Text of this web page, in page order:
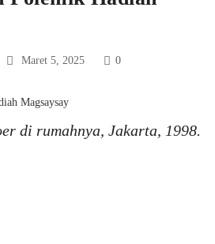
Maret 5, 2025 0
di rumahnya, Jakarta, 1998.